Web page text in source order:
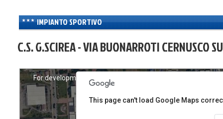
IMPIANTO SPORTIVO
C.S. G.SCIREA - VIA BUONARROTI CERNUSCO
For development purposes only
This page can't load Google Maps